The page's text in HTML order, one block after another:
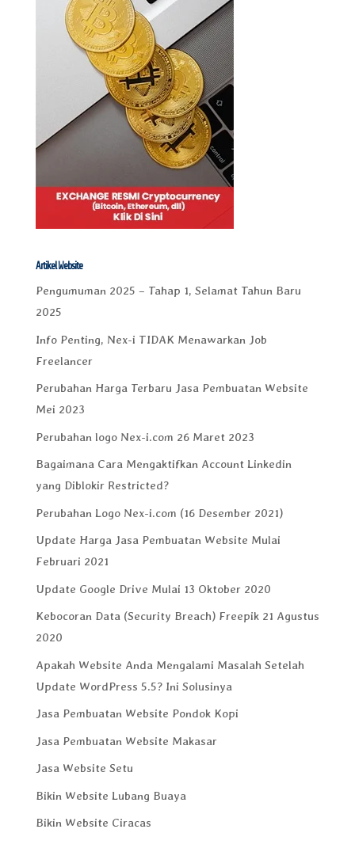
Artikel Website
Pengumuman 2025 – Tahap 1, Selamat Tahun Baru
2025
Info Penting, Nex-i TIDAK Menawarkan Job
Freelancer
Perubahan Harga Terbaru Jasa Pembuatan Website
Mei 2023
Perubahan logo Nex-i.com 26 Maret 2023
Bagaimana Cara Mengaktifkan Account Linkedin
yang Diblokir Restricted?
Perubahan Logo Nex-i.com (16 Desember 2021)
Update Harga Jasa Pembuatan Website Mulai
Februari 2021
Update Google Drive Mulai 13 Oktober 2020
Kebocoran Data (Security Breach) Freepik 21 Agustus
2020
Apakah Website Anda Mengalami Masalah Setelah
Update WordPress 5.5? Ini Solusinya
Jasa Pembuatan Website Pondok Kopi
Jasa Pembuatan Website Makasar
Jasa Website Setu
Bikin Website Lubang Buaya
Bikin Website Ciracas